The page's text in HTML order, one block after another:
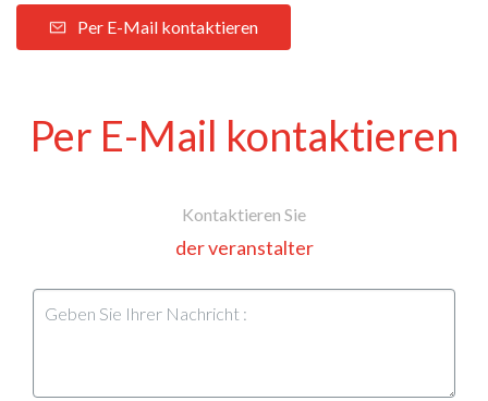
Per E-Mail kontaktieren
Per E-Mail kontaktieren
Kontaktieren Sie
der veranstalter